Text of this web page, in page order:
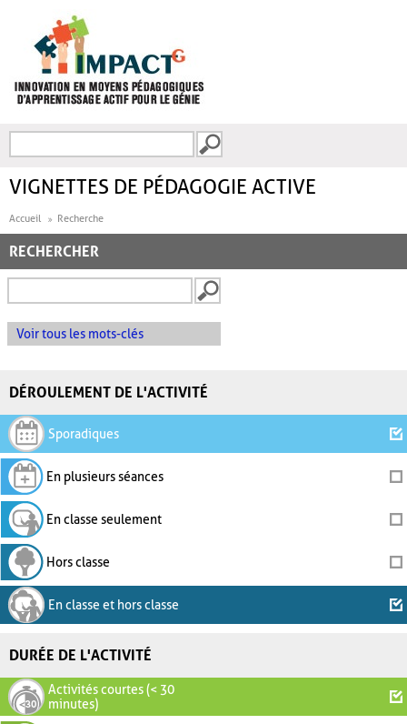
FORMULAIRE DE
VIGNETTES DE PÉDAGOGIE ACTIVE
Accueil Recherche
RECHERCHER
Voir tous les mots-clés
DÉROULEMENT DE L'ACTIVITÉ
Sporadiques
En plusieurs séances
En classe seulement
Hors classe
En classe et hors classe
DURÉE DE L'ACTIVITÉ
Activités courtes (< 30
minutes)